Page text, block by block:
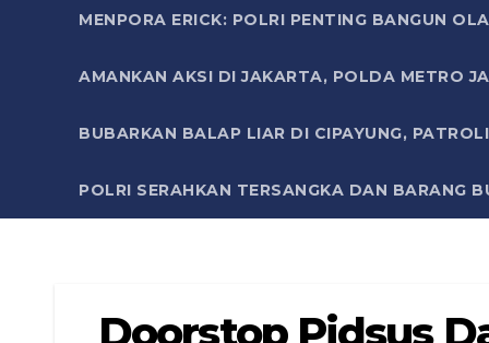
MENPORA ERICK: POLRI PENTING BANGUN
AMANKAN AKSI DI JAKARTA, POLDA METRO
BUBARKAN BALAP LIAR DI CIPAYUNG,
POLRI SERAHKAN TERSANGKA DAN BARANG
Doorstop Pidsus